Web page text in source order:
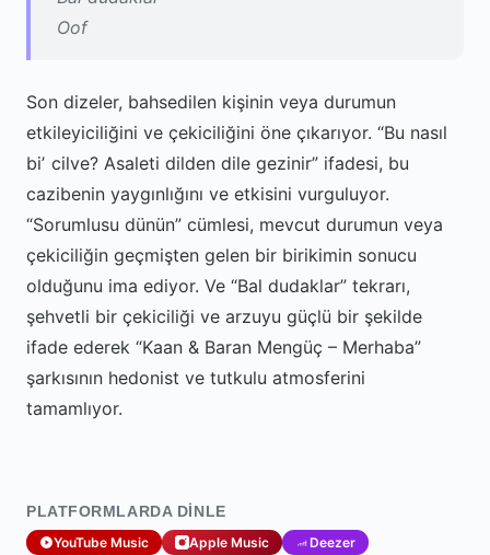
Oof
Son dizeler, bahsedilen kişinin veya durumun
etkileyiciliğini ve çekiciliğini öne çıkarıyor. “Bu nasıl
biʼ cilve? Asaleti dilden dile gezinir” ifadesi, bu
cazibenin yaygınlığını ve etkisini vurguluyor.
“Sorumlusu dünün” cümlesi, mevcut durumun veya
çekiciliğin geçmişten gelen bir birikimin sonucu
olduğunu ima ediyor. Ve “Bal dudaklar” tekrarı,
şehvetli bir çekiciliği ve arzuyu güçlü bir şekilde
ifade ederek “Kaan & Baran Mengüç – Merhaba”
şarkısının hedonist ve tutkulu atmosferini
tamamlıyor.
PLATFORMLARDA DINLE
YouTube Music Apple Music Deezer